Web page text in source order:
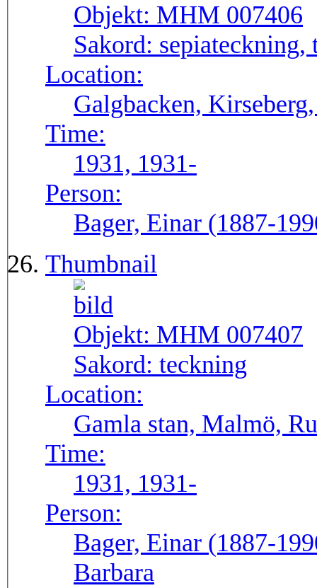
Objekt: MHM 007406
Sakord: sepiateckning,
Location:
Galgbacken,
Time:
1931, 1931-
Person:
Bager, Einar (1887-
Thumbnail
Objekt: MHM 007407
Sakord: teckning
Location:
Gamla stan, Malmö,
Time:
1931, 1931-
Person:
Bager, Einar (1887-
Barbara